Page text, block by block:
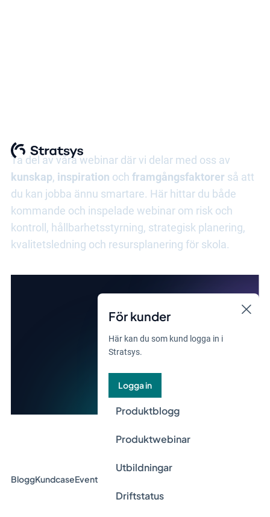
För kunder
Här kan du som kund logga in i
Stratsys.
Logga in
Produktblogg
Produktwebinar
Utbildningar
Driftstatus
Ta del av våra webinar där vi delar med oss av
kunskap, inspiration och framgångsfaktorer så att
du kan jobba ännu smartare. Här hittar du både
kommande och inspelade webinar om risk och
kontroll, hållbarhetsstyrning, strategisk planering,
kvalitetsledning och resursplanering för skola.
BloggKundcaseEvent & Webinar